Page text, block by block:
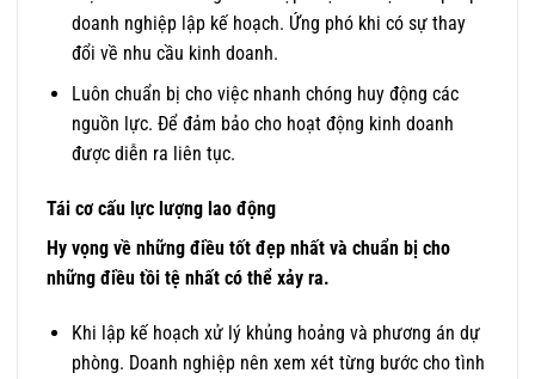
doanh nghiệp lập kế hoạch. Ứng phó khi có sự thay
đổi về nhu cầu kinh doanh.
Luôn chuẩn bị cho việc nhanh chóng huy động các
nguồn lực. Để đảm bảo cho hoạt động kinh doanh
được diễn ra liên tục.
Tái cơ cấu lực lượng lao động
Hy vọng về những điều tốt đẹp nhất và chuẩn bị cho
những điều tồi tệ nhất có thể xảy ra​.
Khi lập kế hoạch xử lý khủng hoảng và phương án dự
phòng. Doanh nghiệp nên xem xét từng bước cho tình